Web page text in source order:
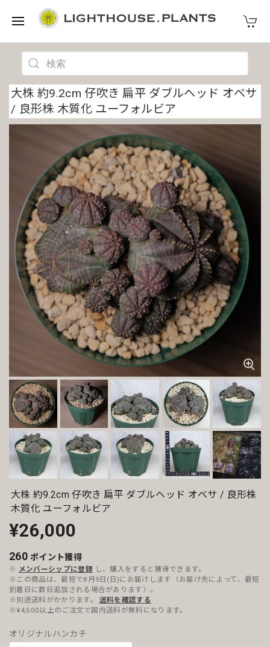
大株 約9.2cm 仔吹き 扁平 ダブルヘッド オベサ
/ 良形株 木質化 ユーフォルビア
大株 約9.2cm 仔吹き 扁平 ダブルヘッド オベサ / 良形株
木質化 ユーフォルビア
¥26,000
260 ポイント獲得
※ メンバーシップに登録 し、購入をすると獲得できます。
※この商品は、最短で8月9日(日)にお届けします（お届け先によって、最短
到着日に数日追加される場合があります）。
※別途送料がかかります。
送料を確認する
※¥4,500以上のご注文で国内送料が無料になります。
オリジナルハンカチ